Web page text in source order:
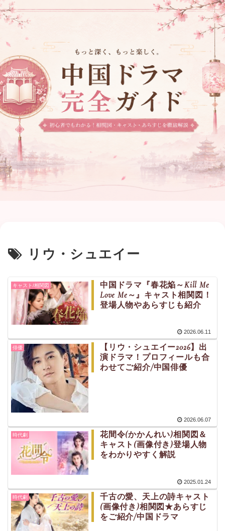
リウ・シュエイー
キャスト/相関図
中国ドラマ『春花焔～Kill Me
Love Me～』キャスト相関図！
登場人物やあらすじも紹介
2026.06.11
俳優
【リウ・シュエイー2026】出
演ドラマ！プロフィールも合
わせてご紹介/中国俳優
2026.06.07
時代劇
花間令(かかんれい)相関図＆
キャスト(画像付き)登場人物
をわかりやすく解説
2025.01.24
時代劇
千古の愛、天上の詩キャスト
(画像付き)相関図★あらすじ
をご紹介/中国ドラマ